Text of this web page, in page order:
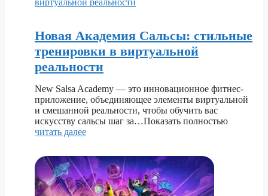
Новая Академия Сальсы: стильные
тренировки в виртуальной
реальности
New Salsa Academy — это инновационное фитнес-
приложение, объединяющее элементы виртуальной
и смешанной реальности, чтобы обучить вас
искусству сальсы шаг за…Показать полностью
читать далее